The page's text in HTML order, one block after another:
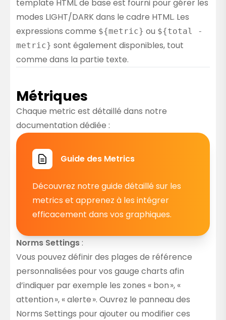
template HTML de base est fourni pour gérer les
modes LIGHT/DARK dans le cadre HTML. Les
expressions comme ${metric} ou ${total -
metric} sont également disponibles, tout
comme dans la partie texte.
Métriques
Chaque metric est détaillé dans notre
documentation dédiée :
Guide des Metrics
Découvrez notre guide détaillé sur les
metrics et apprenez à les intégrer
efficacement dans vos graphiques.
Norms Settings:
Vous pouvez définir des plages de référence
personnalisées pour vos gauge charts afin
d’indiquer par exemple les zones « bon », «
attention », « alerte ». Ouvrez le panneau des
Norms Settings pour ajouter ou modifier ces